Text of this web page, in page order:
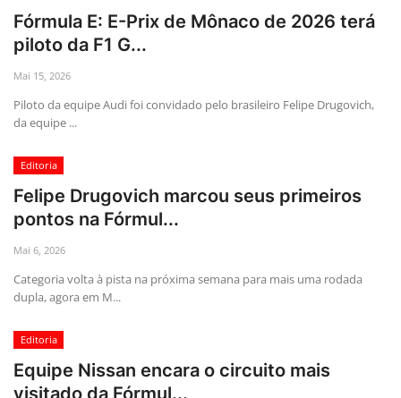
Fórmula E: E-Prix de Mônaco de 2026 terá
piloto da F1 G...
Mai 15, 2026
Piloto da equipe Audi foi convidado pelo brasileiro Felipe Drugovich,
da equipe ...
Editoria
Felipe Drugovich marcou seus primeiros
pontos na Fórmul...
Mai 6, 2026
Categoria volta à pista na próxima semana para mais uma rodada
dupla, agora em M...
Editoria
Equipe Nissan encara o circuito mais
visitado da Fórmul...